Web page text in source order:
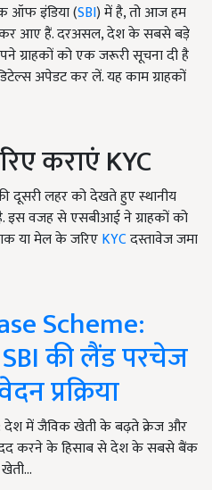
ऑफ इंडिया (SBI) में है, तो आज हम
आए हैं. दरअसल, देश के सबसे बड़े
ग्राहकों को एक जरूरी सूचना दी है
अपेडट कर लें. यह काम ग्राहकों
कराएं KYC
दूसरी लहर को देखते हुए स्थानीय
इस वजह से एसबीआई ने ग्राहकों को
या मेल के जरिएKYCदस्तावेज जमा
Scheme:
की लैंड परचेज
प्रक्रिया
देश में जैविक खेती के बढ़ते क्रेज और
करने के हिसाब से देश के सबसे बैंक